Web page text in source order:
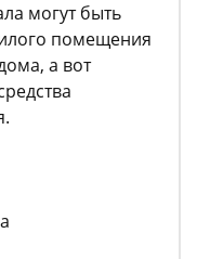
могут быть
помещения
а вот